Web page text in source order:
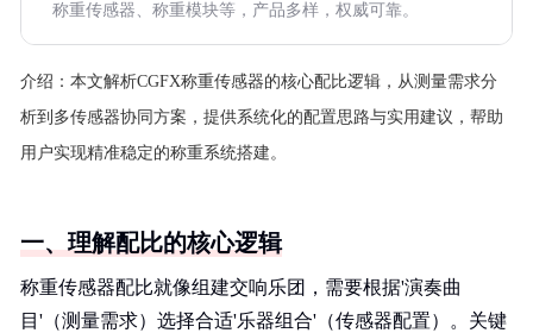
称重传感器、称重模块等，产品多样，权威可靠。
介绍： 本文解析CGFX称重传感器的核心配比逻辑，从测量需求分
析到多传感器协同方案，提供系统化的配置思路与实用建议，帮助
用户实现精准稳定的称重系统搭建。
一、理解配比的核心逻辑
称重传感器配比就像组建交响乐团，需要根据'演奏曲
目'（测量需求）选择合适'乐器组合'（传感器配置）。关键